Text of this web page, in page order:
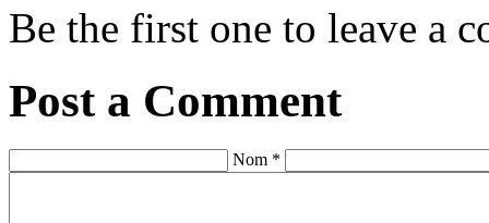
Be the first one to leave a
Post a Comment
Nom *